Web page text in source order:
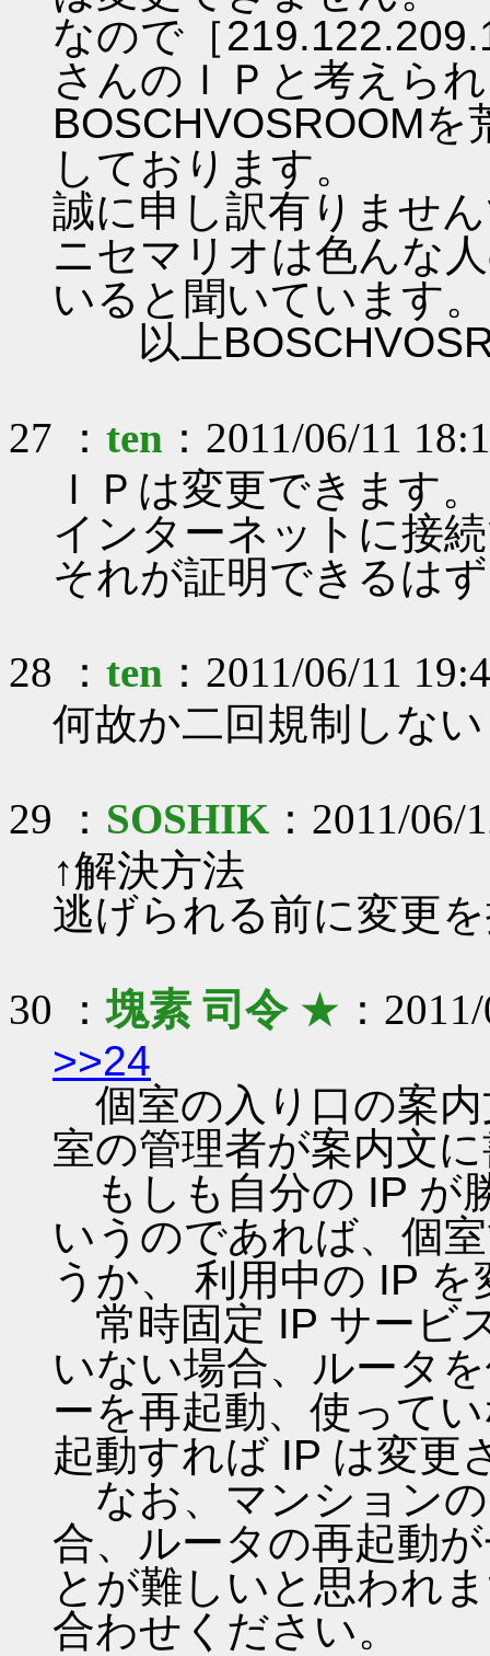
なので［
さんのＩＰと考えら
BOSCHVOSROOM
しております。
誠に申し訳有りませ
ニセマリオは色んな
いると聞いています。
以上
27 ： ten ：2011/06/11
ＩＰは変更できます。
インターネットに接
それが証明できるは
28 ： ten ：2011/06/11
何故か二回規制しな
29 ： SOSHIK ：2011/
↑解決方法
逃げられる前に変更
30 ：塊素 司令★ ：
>>24
個室の入り口の案
室の管理者が案内文
もしも自分の IP が
いうのであれば、個
うか、 利用中の IP
常時固定 IP サービ
いない場合、ルータ
ーを再起動、使って
起動すれば IP は変更
なお、マンション
合、ルータの再起動
とが難しいと思われ
合わせください。